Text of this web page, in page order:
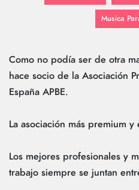
Musica
Como no podía ser de otra
hace socio de la Asociación
España APBE.
La asociación más premium y
Los mejores profesionales y
trabajo siempre se juntan